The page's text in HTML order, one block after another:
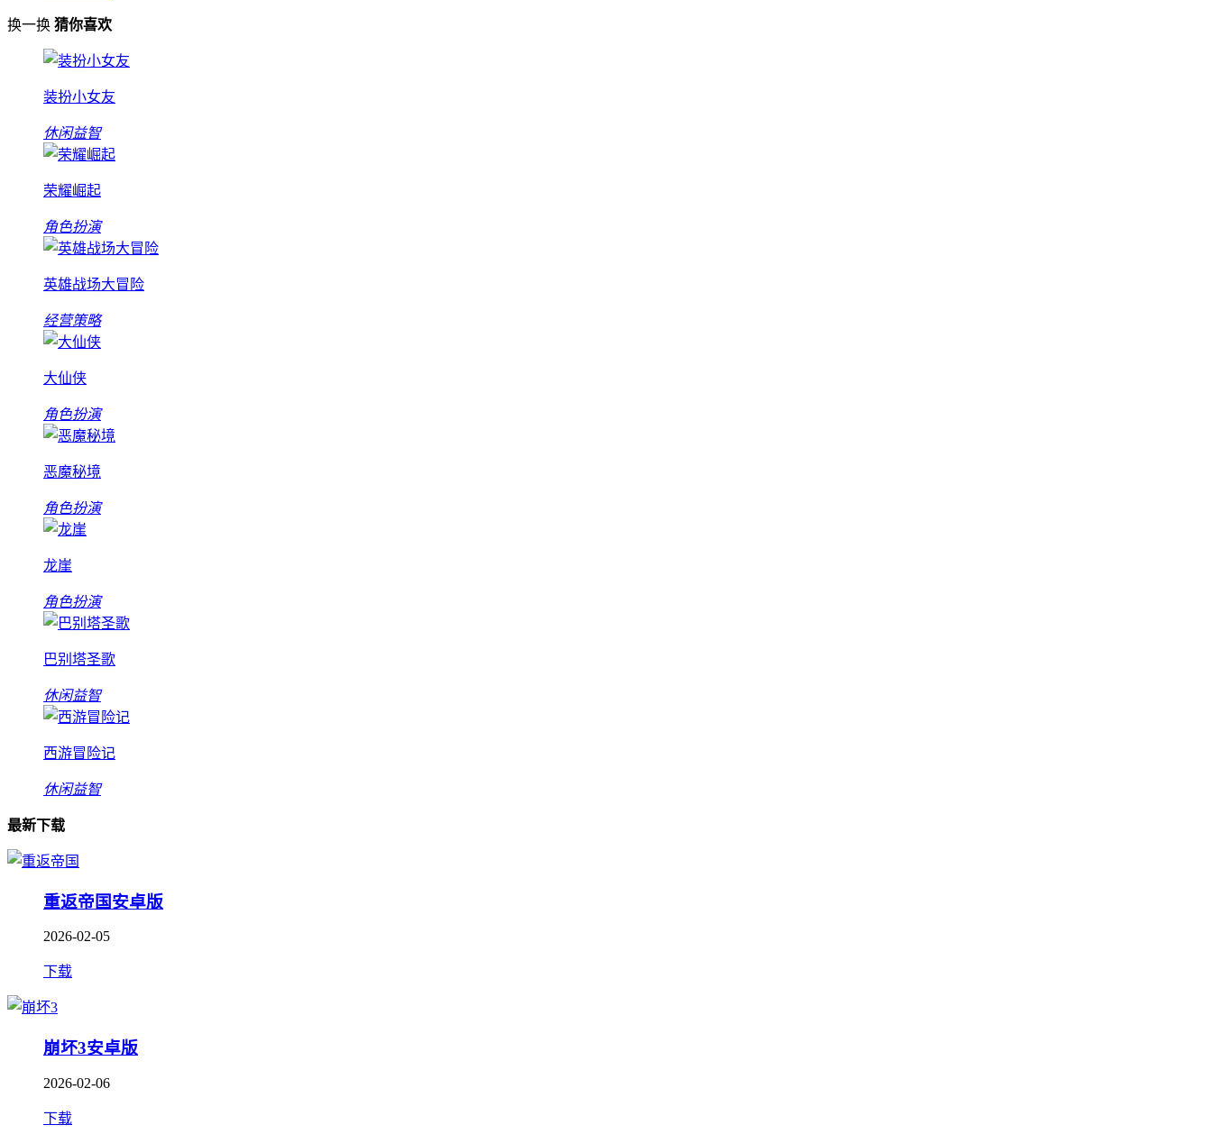
换一换 猜你喜欢
装扮小女友
休闲益智
荣耀崛起
角色扮演
英雄战场大冒险
经营策略
大仙侠
角色扮演
恶魔秘境
角色扮演
龙崖
角色扮演
巴别塔圣歌
休闲益智
西游冒险记
休闲益智
最新下载
重返帝国安卓版
2026-02-05
下载
崩坏3安卓版
2026-02-06
下载